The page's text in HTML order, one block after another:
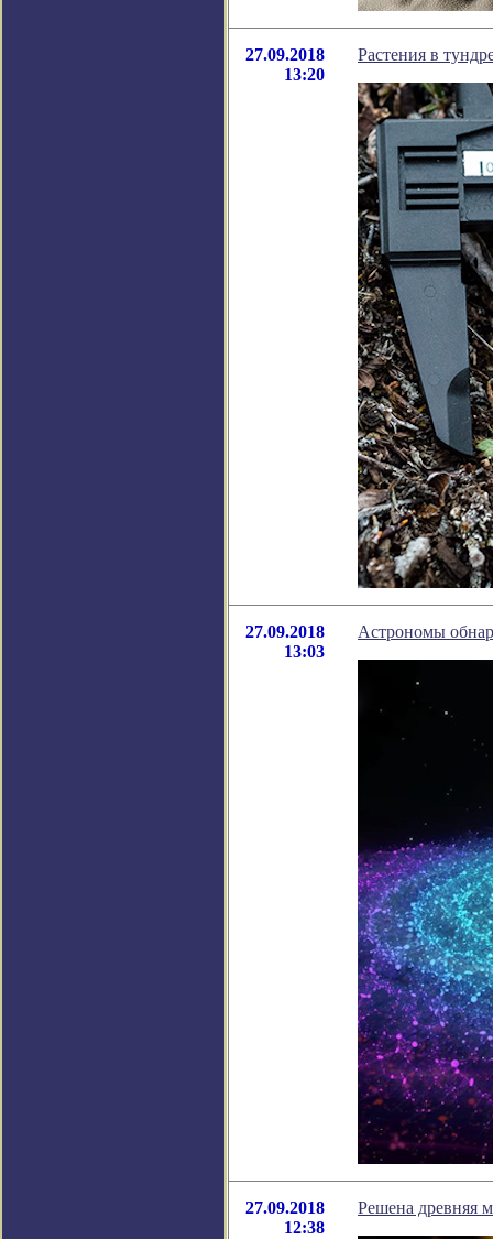
27.09.2018
13:20
Растения в
27.09.2018
13:03
Астрономы
27.09.2018
12:38
Решена древняя